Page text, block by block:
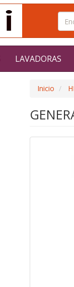
LAVADORAS
Inicio